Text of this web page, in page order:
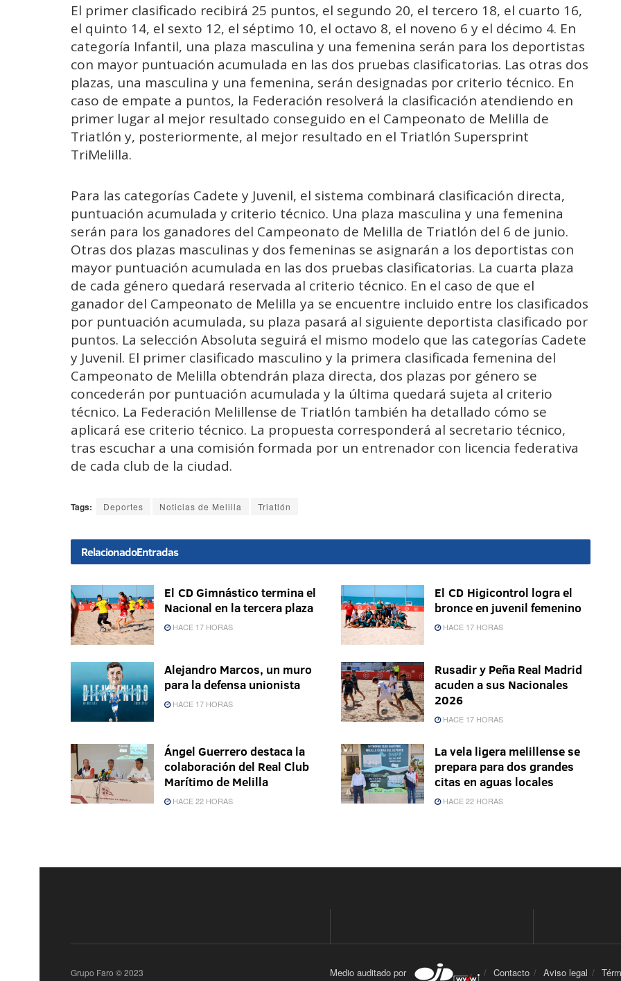
El primer clasificado recibirá 25 puntos, el segundo 20, el tercero 18, el cuarto 16,
el quinto 14, el sexto 12, el séptimo 10, el octavo 8, el noveno 6 y el décimo 4. En
categoría Infantil, una plaza masculina y una femenina serán para los deportistas
con mayor puntuación acumulada en las dos pruebas clasificatorias. Las otras dos
plazas, una masculina y una femenina, serán designadas por criterio técnico. En
caso de empate a puntos, la Federación resolverá la clasificación atendiendo en
primer lugar al mejor resultado conseguido en el Campeonato de Melilla de
Triatlón y, posteriormente, al mejor resultado en el Triatlón Supersprint
TriMelilla.
Para las categorías Cadete y Juvenil, el sistema combinará clasificación directa,
puntuación acumulada y criterio técnico. Una plaza masculina y una femenina
serán para los ganadores del Campeonato de Melilla de Triatlón del 6 de junio.
Otras dos plazas masculinas y dos femeninas se asignarán a los deportistas con
mayor puntuación acumulada en las dos pruebas clasificatorias. La cuarta plaza
de cada género quedará reservada al criterio técnico. En el caso de que el
ganador del Campeonato de Melilla ya se encuentre incluido entre los clasificados
por puntuación acumulada, su plaza pasará al siguiente deportista clasificado por
puntos. La selección Absoluta seguirá el mismo modelo que las categorías Cadete
y Juvenil. El primer clasificado masculino y la primera clasificada femenina del
Campeonato de Melilla obtendrán plaza directa, dos plazas por género se
concederán por puntuación acumulada y la última quedará sujeta al criterio
técnico. La Federación Melillense de Triatlón también ha detallado cómo se
aplicará ese criterio técnico. La propuesta corresponderá al secretario técnico,
tras escuchar a una comisión formada por un entrenador con licencia federativa
de cada club de la ciudad.
Tags: Deportes Noticias de Melilla Triatlón
RelacionadoEntradas
El CD Gimnástico termina el
Nacional en la tercera plaza
HACE 17 HORAS
El CD Higicontrol logra el
bronce en juvenil femenino
HACE 17 HORAS
Alejandro Marcos, un muro
para la defensa unionista
HACE 17 HORAS
Rusadir y Peña Real Madrid
acuden a sus Nacionales
2026
HACE 17 HORAS
Ángel Guerrero destaca la
colaboración del Real Club
Marítimo de Melilla
HACE 22 HORAS
La vela ligera melillense se
prepara para dos grandes
citas en aguas locales
HACE 22 HORAS
Medio auditado por Contacto Aviso legal
Grupo Faro © 2023